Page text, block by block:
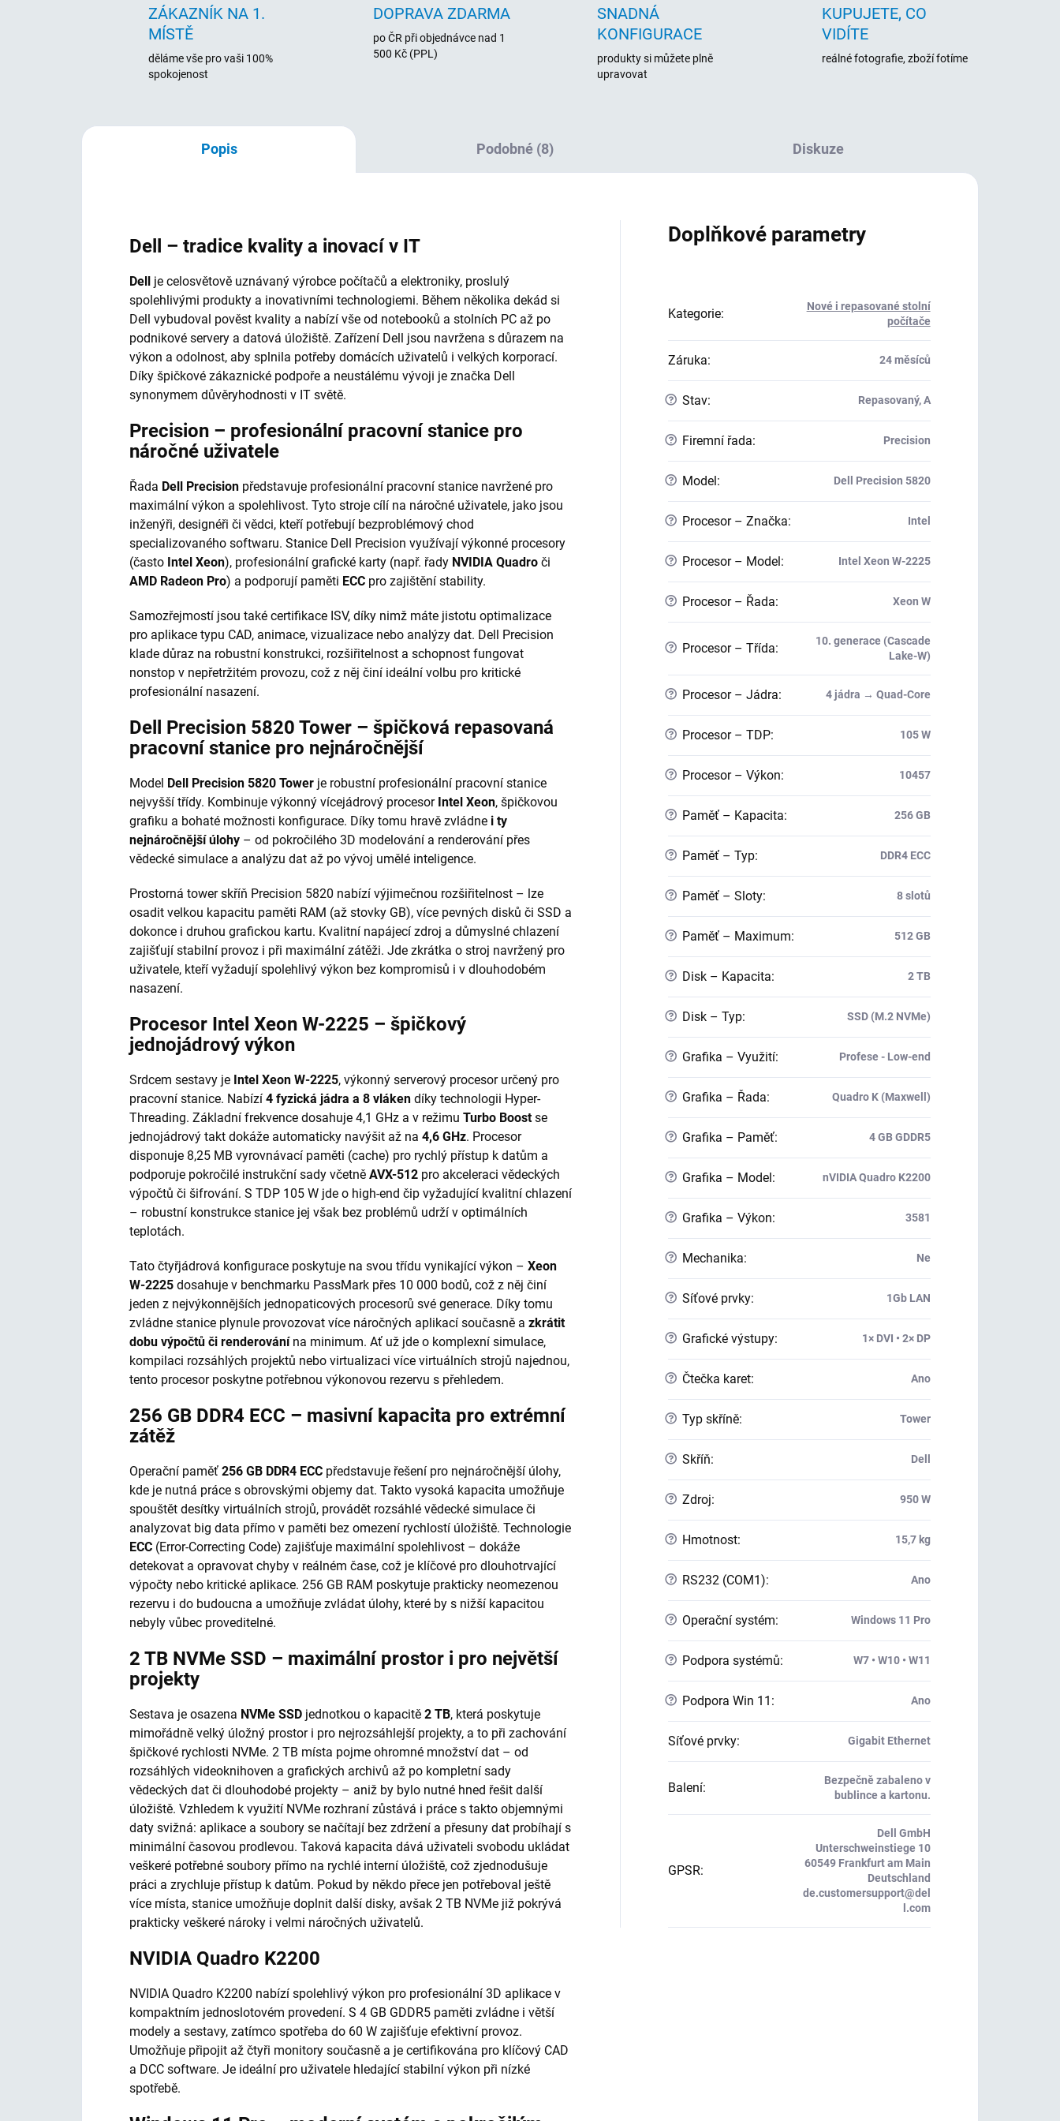
ZÁKAZNÍK NA 1.
MÍSTĚ
děláme vše pro vaši 100%
spokojenost
DOPRAVA ZDARMA
po ČR při objednávce nad 1
500 Kč (PPL)
SNADNÁ
KONFIGURACE
produkty si můžete plně
upravovat
KUPUJETE, CO
VIDÍTE
reálné fotografie, zboží fotíme
Popis Podobné (8) Diskuze
Dell – tradice kvality a inovací v IT
Dell je celosvětově uznávaný výrobce počítačů a elektroniky, proslulý
spolehlivými produkty a inovativními technologiemi. Během několika dekád si
Dell vybudoval pověst kvality a nabízí vše od notebooků a stolních PC až po
podnikové servery a datová úložiště. Zařízení Dell jsou navržena s důrazem na
výkon a odolnost, aby splnila potřeby domácích uživatelů i velkých korporací.
Díky špičkové zákaznické podpoře a neustálému vývoji je značka Dell
synonymem důvěryhodnosti v IT světě.
Precision – profesionální pracovní stanice pro
náročné uživatele
Řada Dell Precision představuje profesionální pracovní stanice navržené pro
maximální výkon a spolehlivost. Tyto stroje cílí na náročné uživatele, jako jsou
inženýři, designéři či vědci, kteří potřebují bezproblémový chod
specializovaného softwaru. Stanice Dell Precision využívají výkonné procesory
(často Intel Xeon), profesionální grafické karty (např. řady NVIDIA Quadro či
AMD Radeon Pro) a podporují paměti ECC pro zajištění stability.
Samozřejmostí jsou také certifikace ISV, díky nimž máte jistotu optimalizace
pro aplikace typu CAD, animace, vizualizace nebo analýzy dat. Dell Precision
klade důraz na robustní konstrukci, rozšiřitelnost a schopnost fungovat
nonstop v nepřetržitém provozu, což z něj činí ideální volbu pro kritické
profesionální nasazení.
Dell Precision 5820 Tower – špičková repasovaná
pracovní stanice pro nejnáročnější
Model Dell Precision 5820 Tower je robustní profesionální pracovní stanice
nejvyšší třídy. Kombinuje výkonný vícejádrový procesor Intel Xeon, špičkovou
grafiku a bohaté možnosti konfigurace. Díky tomu hravě zvládne i ty
nejnáročnější úlohy – od pokročilého 3D modelování a renderování přes
vědecké simulace a analýzu dat až po vývoj umělé inteligence.
Prostorná tower skříň Precision 5820 nabízí výjimečnou rozšiřitelnost – lze
osadit velkou kapacitu paměti RAM (až stovky GB), více pevných disků či SSD a
dokonce i druhou grafickou kartu. Kvalitní napájecí zdroj a důmyslné chlazení
zajišťují stabilní provoz i při maximální zátěži. Jde zkrátka o stroj navržený pro
uživatele, kteří vyžadují spolehlivý výkon bez kompromisů i v dlouhodobém
nasazení.
Procesor Intel Xeon W-2225 – špičkový
jednojádrový výkon
Srdcem sestavy je Intel Xeon W-2225, výkonný serverový procesor určený pro
pracovní stanice. Nabízí 4 fyzická jádra a 8 vláken díky technologii Hyper-
Threading. Základní frekvence dosahuje 4,1 GHz a v režimu Turbo Boostse
jednojádrový takt dokáže automaticky navýšit až na 4,6 GHz. Procesor
disponuje 8,25 MB vyrovnávací paměti (cache) pro rychlý přístup k datům a
podporuje pokročilé instrukční sady včetně AVX-512 pro akceleraci vědeckých
výpočtů či šifrování. S TDP 105 W jde o high-end čip vyžadující kvalitní chlazení
– robustní konstrukce stanice jej však bez problémů udrží v optimálních
teplotách.
Tato čtyřjádrová konfigurace poskytuje na svou třídu vynikající výkon – Xeon
W-2225 dosahuje v benchmarku PassMark přes 10 000 bodů, což z něj činí
jeden z nejvýkonnějších jednopaticových procesorů své generace. Díky tomu
zvládne stanice plynule provozovat více náročných aplikací současně a zkrátit
dobu výpočtů či renderovánína minimum. Ať už jde o komplexní simulace,
kompilaci rozsáhlých projek­tů nebo virtualizaci více virtuálních strojů najednou,
tento procesor poskytne potřebnou výkonovou rezervu s přehledem.
256 GB DDR4 ECC – masivní kapacita pro extrémní
zátěž
Operační paměť 256 GB DDR4 ECC představuje řešení pro nejnáročnější úlohy,
kde je nutná práce s obrovskými objemy dat. Takto vysoká kapacita umožňuje
spouštět desítky virtuálních strojů, provádět rozsáhlé vědecké simulace či
analyzovat big data přímo v paměti bez omezení rychlostí úložiště. Technologie
ECC (Error-Correcting Code) zajišťuje maximální spolehlivost – dokáže
detekovat a opravovat chyby v reálném čase, což je klíčové pro dlouhotrvající
výpočty nebo kritické aplikace. 256 GB RAM poskytuje prakticky neomezenou
rezervu i do budoucna a umožňuje zvládat úlohy, které by s nižší kapacitou
nebyly vůbec proveditelné.
2 TB NVMe SSD – maximální prostor i pro největší
projekty
Sestava je osazena NVMe SSD jednotkou o kapacitě 2 TB, která poskytuje
mimořádně velký úložný prostor i pro nejrozsáhlejší projekty, a to při zachování
špičkové rychlosti NVMe. 2 TB místa pojme ohromné množství dat – od
rozsáhlých videoknihoven a grafických archivů až po kompletní sady
vědeckých dat či dlouhodobé projekty – aniž by bylo nutné hned řešit další
úložiště. Vzhledem k využití NVMe rozhraní zůstává i práce s takto objemnými
daty svižná: aplikace a soubory se načítají bez zdržení a přesuny dat probíhají s
minimální časovou prodlevou. Taková kapacita dává uživateli svobodu ukládat
veškeré potřebné soubory přímo na rychlé interní úložiště, což zjednodušuje
práci a zrychluje přístup k datům. Pokud by někdo přece jen potřeboval ještě
více místa, stanice umožňuje doplnit další disky, avšak 2 TB NVMe již pokrývá
prakticky veškeré nároky i velmi náročných uživatelů.
NVIDIA Quadro K2200
NVIDIA Quadro K2200 nabízí spolehlivý výkon pro profesionální 3D aplikace v
kompaktním jednoslotovém provedení. S 4 GB GDDR5 paměti zvládne i větší
modely a sestavy, zatímco spotřeba do 60 W zajišťuje efektivní provoz.
Umožňuje připojit až čtyři monitory současně a je certifikována pro klíčový CAD
a DCC software. Je ideální pro uživatele hledající stabilní výkon při nízké
spotřebě.
Doplňkové parametry
Kategorie:
Nové i repasované stolní
počítače
Záruka: 24 měsíců
? Stav: Repasovaný, A
? Firemní řada: Precision
? Model : Dell Precision 5820
? Procesor – Značka: Intel
? Procesor – Model : Intel Xeon W-2225
? Procesor – Řada: Xeon W
? Procesor – Třída:
10. generace (Cascade
Lake-W)
? Procesor – Jádra: 4 jádra → Quad-Core
? Procesor – TDP: 105 W
? Procesor – Výkon: 10457
? Paměť – Kapacita: 256 GB
? Paměť – Typ: DDR4 ECC
? Paměť – Sloty: 8 slotů
? Paměť – Maximum: 512 GB
? Disk – Kapacita: 2 TB
? Disk – Typ: SSD (M.2 NVMe)
? Grafika – Využití: Profese - Low-end
? Grafika – Řada: Quadro K (Maxwell)
? Grafika – Paměť: 4 GB GDDR5
? Grafika – Model : nVIDIA Quadro K2200
? Grafika – Výkon: 3581
? Mechanika: Ne
? Síťové prvky: 1Gb LAN
? Grafické výstupy: 1× DVI • 2× DP
? Čtečka karet: Ano
? Typ skříně: Tower
? Skříň: Dell
? Zdroj: 950 W
? Hmotnost: 15,7 kg
? RS232 (COM1): Ano
? Operační systém: Windows 11 Pro
? Podpora systémů: W7 • W10 • W11
? Podpora Win 11 : Ano
Síťové prvky: Gigabit Ethernet
Balení:
Bezpečně zabaleno v
bublince a kartonu.
GPSR:
Dell GmbH
Unterschweinstiege 10
60549 Frankfurt am Main
Deutschland
de.customersupport@del
l.com